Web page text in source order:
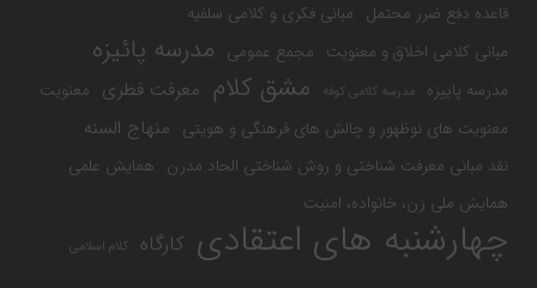
قاعده دفع ضرر محتمل مبانی فکری و کلامی سلفیه
مبانی کلامی اخلاق و معنویت مجمع عمومی مدرسه پائیزه
مدرسه پاییزه مدرسه کلامی کوفه مشق کلام معرفت فطری معنویت
معنویت های نوظهور و چالش های فرهنگی و هویتی منهاج السنه
نقد مبانی معرفت شناختی و روش شناختی الحاد مدرن همایش علمی
همایش ملی زن، خانواده، امنیت
چهارشنبه های اعتقادی کارگاه کلام اسلامی